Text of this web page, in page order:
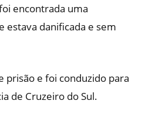
encontrada uma
estava danificada e sem
prisão e foi conduzido para
de Cruzeiro do Sul.